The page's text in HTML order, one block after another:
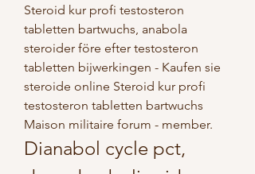
Steroid kur profi testosteron
tabletten bartwuchs, anabola
steroider före efter testosteron
tabletten bijwerkingen - Kaufen sie
steroide online Steroid kur profi
testosteron tabletten bartwuchs
Maison militaire forum - member.
Dianabol cycle pct,